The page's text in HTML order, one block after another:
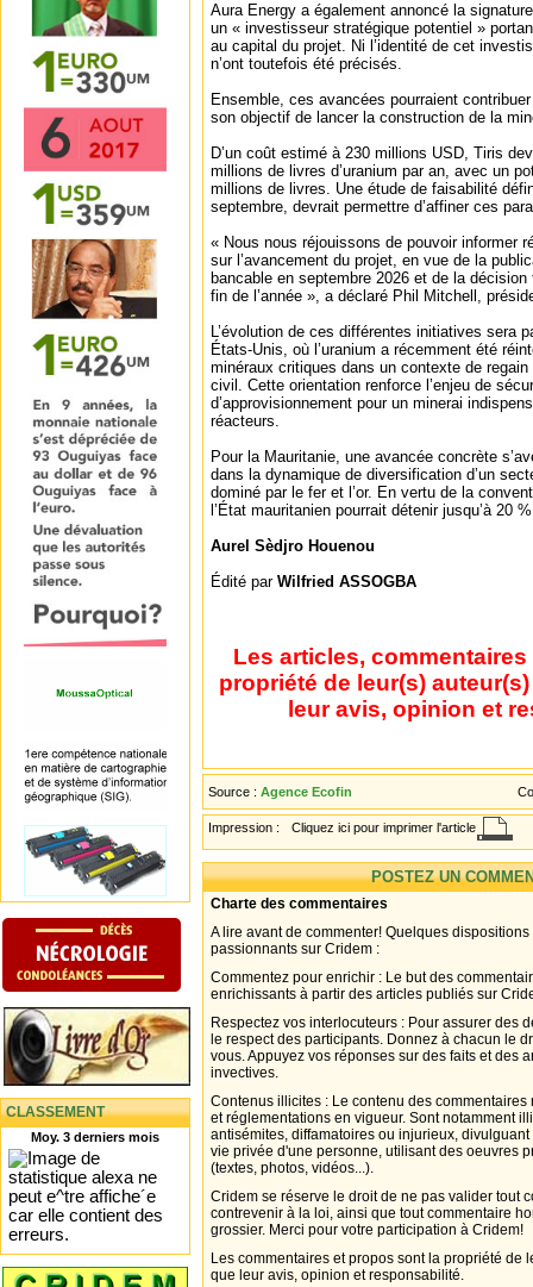
CLASSEMENT
Moy. 3 derniers mois
Aura Energy a également annoncé la
un « investisseur stratégique potentiel »
au capital du projet. Ni l’identité de cet
n’ont toutefois été précisés.
Ensemble, ces avancées pourraient
son objectif de lancer la construction de la
D’un coût estimé à 230 millions USD, Tiris
millions de livres d’uranium par an, avec un
millions de livres. Une étude de faisabilité
septembre, devrait permettre d’affiner ces
« Nous nous réjouissons de pouvoir informer
sur l’avancement du projet, en vue de la
bancable en septembre 2026 et de la décision
fin de l’année », a déclaré Phil Mitchell,
L’évolution de ces différentes initiatives sera
États-Unis, où l’uranium a récemment été
minéraux critiques dans un contexte de regain
civil. Cette orientation renforce l’enjeu de
d’approvisionnement pour un minerai
réacteurs.
Pour la Mauritanie, une avancée concrète
dans la dynamique de diversification d’un
dominé par le fer et l’or. En vertu de la
l’État mauritanien pourrait détenir jusqu’à 20
Aurel Sèdjro Houenou
Édité par Wilfried ASSOGBA
Les articles,
propriété de leur(s)
leur avis, opinion et
Source : Agence Ecofin
Impression : Cliquez ici pour imprimer l'article
POSTEZ UN
Charte des commentaires
A lire avant de commenter! Quelques
passionnants sur Cridem :
Commentez pour enrichir : Le but des
enrichissants à partir des articles publiés sur
Respectez vos interlocuteurs : Pour assurer des
le respect des participants. Donnez à chacun le
vous. Appuyez vos réponses sur des faits et des
invectives.
Contenus illicites : Le contenu des
et réglementations en vigueur. Sont notamment
antisémites, diffamatoires ou injurieux,
vie privée d'une personne, utilisant des oeuvres
(textes, photos, vidéos...).
Cridem se réserve le droit de ne pas valider tout
contrevenir à la loi, ainsi que tout commentaire
grossier. Merci pour votre participation à Cridem!
Les commentaires et propos sont la propriété de
que leur avis, opinion et responsabilité.